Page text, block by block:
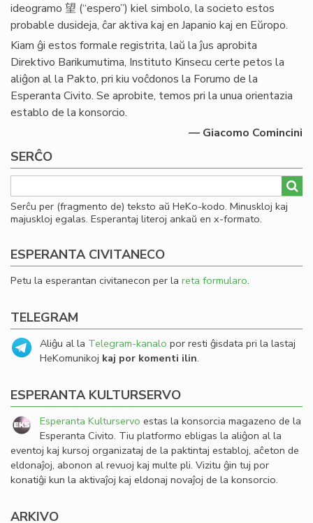
ideogramo 望 (“espero”) kiel simbolo, la societo estos
probable dusideja, ĉar aktiva kaj en Japanio kaj en Eŭropo.
Kiam ĝi estos formale registrita, laŭ la ĵus aprobita
Direktivo Barikumutima, Instituto Kinsecu certe petos la
aliĝon al la Pakto, pri kiu voĉdonos la Forumo de la
Esperanta Civito. Se aprobite, temos pri la unua orientazia
establo de la konsorcio.
— Giacomo Comincini
SERĈO
Serĉu per (fragmento de) teksto aŭ HeKo-kodo. Minuskloj kaj
majuskloj egalas. Esperantaj literoj ankaŭ en x-formato.
ESPERANTA CIVITANECO
Petu la esperantan civitanecon per la reta formularo.
TELEGRAM
Aliĝu al la Telegram-kanalo por resti ĝisdata pri la lastaj
HeKomunikoj kaj por komenti ilin.
ESPERANTA KULTURSERVO
Esperanta Kulturservo estas la konsorcia magazeno de la
Esperanta Civito. Tiu platformo ebligas la aliĝon al la
eventoj kaj kursoj organizataj de la paktintaj establoj, aĉeton de
eldonaĵoj, abonon al revuoj kaj multe pli. Vizitu ĝin tuj por
konatiĝi kun la aktivaĵoj kaj eldonaj novaĵoj de la konsorcio.
ARKIVO